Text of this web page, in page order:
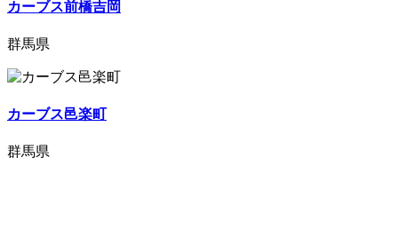
カーブス前橋吉岡
群馬県
カーブス邑楽町
群馬県